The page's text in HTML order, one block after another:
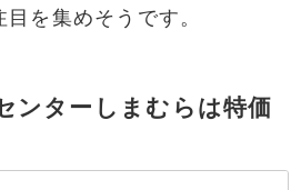
を集めそうです。
ンターしまむらは特価